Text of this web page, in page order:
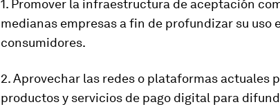
1. Promover la infraestructura de aceptación
medianas empresas a fin de profundizar su uso
consumidores.
2. Aprovechar las redes o plataformas actuales
productos y servicios de pago digital para